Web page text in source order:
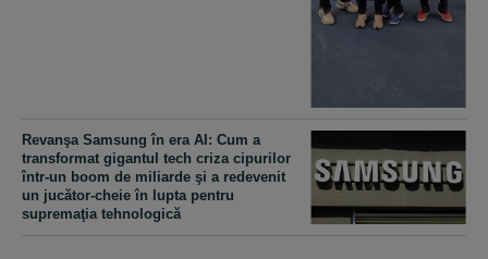
Revanşa Samsung în era AI: Cum a
transformat gigantul tech criza cipurilor
într-un boom de miliarde şi a redevenit
un jucător-cheie în lupta pentru
supremaţia tehnologică